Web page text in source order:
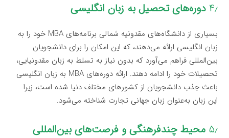
۴٫ دوره‌های تحصیل به زبان انگلیسی
بسیاری از دانشگاه‌های مقدونیه شمالی برنامه‌های MBA خود را به
زبان انگلیسی ارائه می‌دهند، که این امکان را برای دانشجویان
بین‌المللی فراهم می‌آورد که بدون نیاز به تسلط به زبان مقدونیایی،
تحصیلات خود را ادامه دهند. ارائه دوره‌های MBA به زبان انگلیسی
باعث جذب دانشجویان از کشورهای مختلف دنیا شده است، زیرا
این زبان به‌عنوان زبان جهانی تجارت شناخته می‌شود.
۵٫ محیط چندفرهنگی و فرصت‌های بین‌المللی